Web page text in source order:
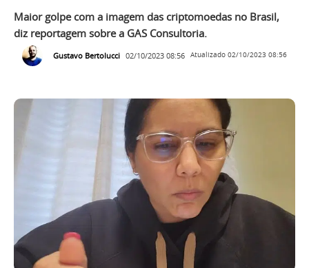
Maior golpe com a imagem das criptomoedas no Brasil,
diz reportagem sobre a GAS Consultoria.
Gustavo Bertolucci 02/10/2023 08:56 Atualizado 02/10/2023 08:56